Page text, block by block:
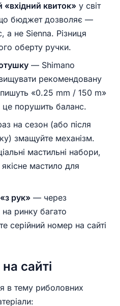
квиток» у світ
бюджет дозволяє —
а не Sienna. Різниця
оберту ручки.
— Shimano
рекомендовану
«0.25 mm / 150 m»
порушить баланс.
на сезон (або після
змащуйте механізм.
мастильні набори,
мастило для
рук» — через
ринку багато
серійний номер на сайті
сайті
в тему риболовних